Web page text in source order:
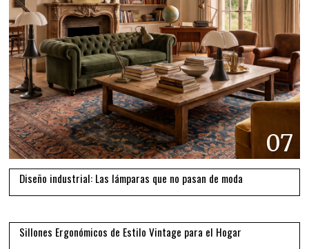
07
Diseño industrial: Las lámparas que no pasan de moda
08
Sillones Ergonómicos de Estilo Vintage para el Hogar